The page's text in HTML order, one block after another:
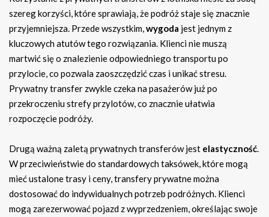
szereg korzyści, które sprawiają, że podróż staje się znacznie
przyjemniejsza. Przede wszystkim,wygoda jest jednym z
kluczowych atutów tego rozwiązania. Klienci nie muszą
martwić się o znalezienie odpowiedniego transportu po
przylocie, co pozwala zaoszczędzić czas i unikać stresu.
Prywatny transfer zwykle czeka na pasażerów już po
przekroczeniu strefy przylotów, co znacznie ułatwia
rozpoczęcie podróży.
Drugą ważną zaletą prywatnych transferów jest elastyczność.
W przeciwieństwie do standardowych taksówek, które mogą
mieć ustalone trasy i ceny, transfery prywatne można
dostosować do indywidualnych potrzeb podróżnych. Klienci
mogą zarezerwować pojazd z wyprzedzeniem, określając swoje